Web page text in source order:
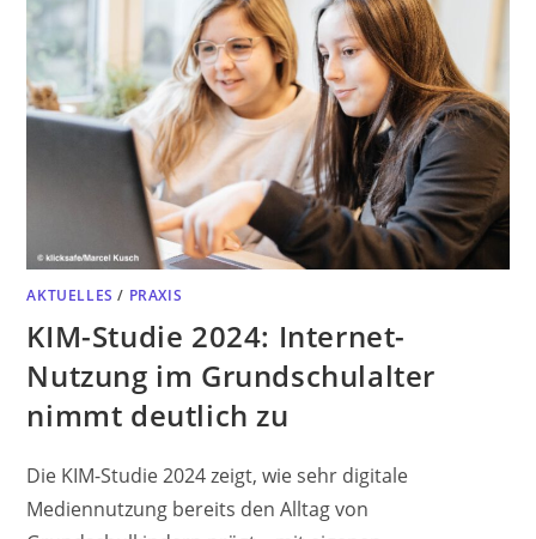
AKTUELLES / PRAXIS
KIM-Studie 2024: Internet-
Nutzung im Grundschulalter
nimmt deutlich zu
Die KIM-Studie 2024 zeigt, wie sehr digitale
Mediennutzung bereits den Alltag von